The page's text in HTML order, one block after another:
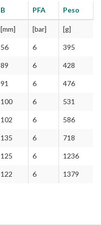
B PFA Peso
[mm] [bar] [g]
56 6 395
89 6 428
91 6 476
100 6 531
102 6 586
135 6 718
125 6 1236
122 6 1379